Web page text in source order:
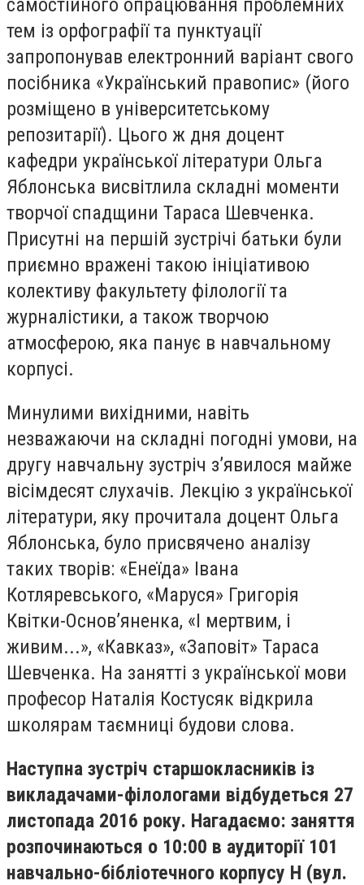
самостійного опрацювання проблемних
тем із орфографії та пунктуації
запропонував електронний варіант свого
посібника «Український правопис» (його
розміщено в університетському
репозитарії). Цього ж дня доцент
кафедри української літератури Ольга
Яблонська висвітлила складні моменти
творчої спадщини Тараса Шевченка.
Присутні на першій зустрічі батьки були
приємно вражені такою ініціативою
колективу факультету філології та
журналістики, а також творчою
атмосферою, яка панує в навчальному
корпусі.
Минулими вихідними, навіть
незважаючи на складні погодні умови, на
другу навчальну зустріч з’явилося майже
вісімдесят слухачів. Лекцію з української
літератури, яку прочитала доцент Ольга
Яблонська, було присвячено аналізу
таких творів: «Енеїда» Івана
Котляревського, «Маруся» Григорія
Квітки-Основ’яненка, «І мертвим, і
живим...», «Кавказ», «Заповіт» Тараса
Шевченка. На занятті з української мови
професор Наталія Костусяк відкрила
школярам таємниці будови слова.
Наступна зустріч старшокласників із
викладачами-філологами відбудеться 27
листопада 2016 року. Нагадаємо: заняття
розпочинаються о 10:00 в аудиторії 101
навчально-бібліотечного корпусу Н (вул.